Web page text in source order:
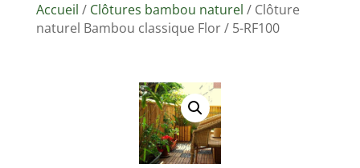
Accueil / Clôtures bambou naturel / Clôture
naturel Bambou classique Flor / 5-RF100